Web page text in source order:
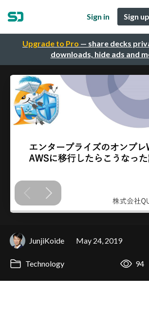
Upgrade to Pro — share decks
downloads, hide ads and
Sign in Sign
JunjiKoide May 24, 2019
Technology 94